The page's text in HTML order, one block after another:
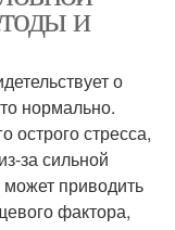
и
о
нормально.
острого стресса,
за сильной
приводить
фактора,